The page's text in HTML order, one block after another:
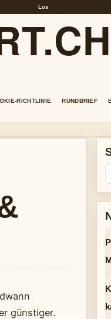
Los
RICHTLINIE RUNDBRIEF
günstiger.